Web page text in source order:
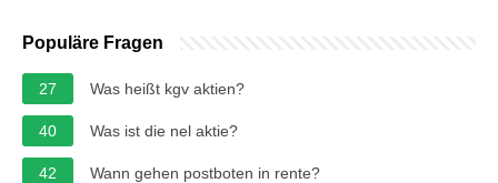
Populäre Fragen
27 Was heißt kgv aktien?
40 Was ist die nel aktie?
42 Wann gehen postboten in rente?